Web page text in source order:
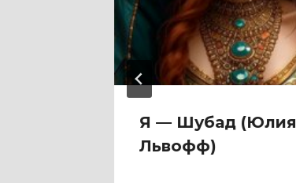
Я — Шубад (Юлия
Львофф)